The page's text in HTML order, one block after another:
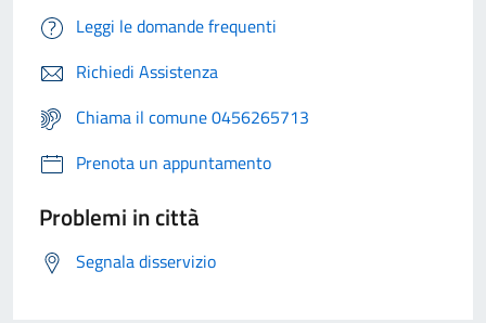
Leggi le domande frequenti
Richiedi Assistenza
Chiama il comune 0456265713
Prenota un appuntamento
Problemi in città
Segnala disservizio